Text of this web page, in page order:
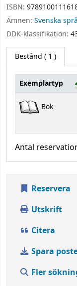
ISBN:
Ämnen: Svenska
DDK-klassifikation:
Bestånd ( 1 )
Bestånd
Exemplartyp
Bok
Antal
Reservera
Utskrift
Citera
Spara
Fler